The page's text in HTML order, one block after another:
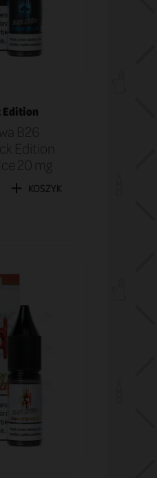
Edition
B26
Edition
20 mg
KOSZYK